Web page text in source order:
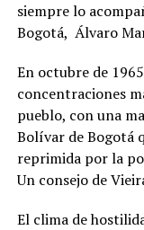
siempre lo
Bogotá, Álvaro
En octubre de
concentraciones
pueblo, con una
Bolívar de Bogotá
reprimida por la
Un consejo de
El clima de